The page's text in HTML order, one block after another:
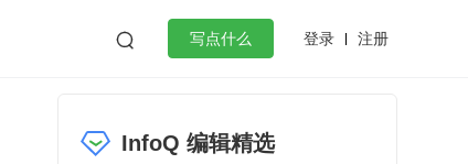
 写点什么 登录 注册
微服务架构 flutter
InfoQ 编辑精选